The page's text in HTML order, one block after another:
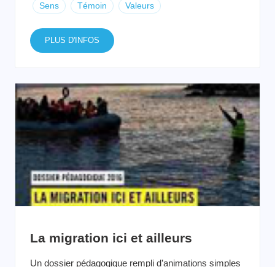
Sens Témoin Valeurs
PLUS D'INFOS
La migration ici et ailleurs
Un dossier pédagogique rempli d’animations simples